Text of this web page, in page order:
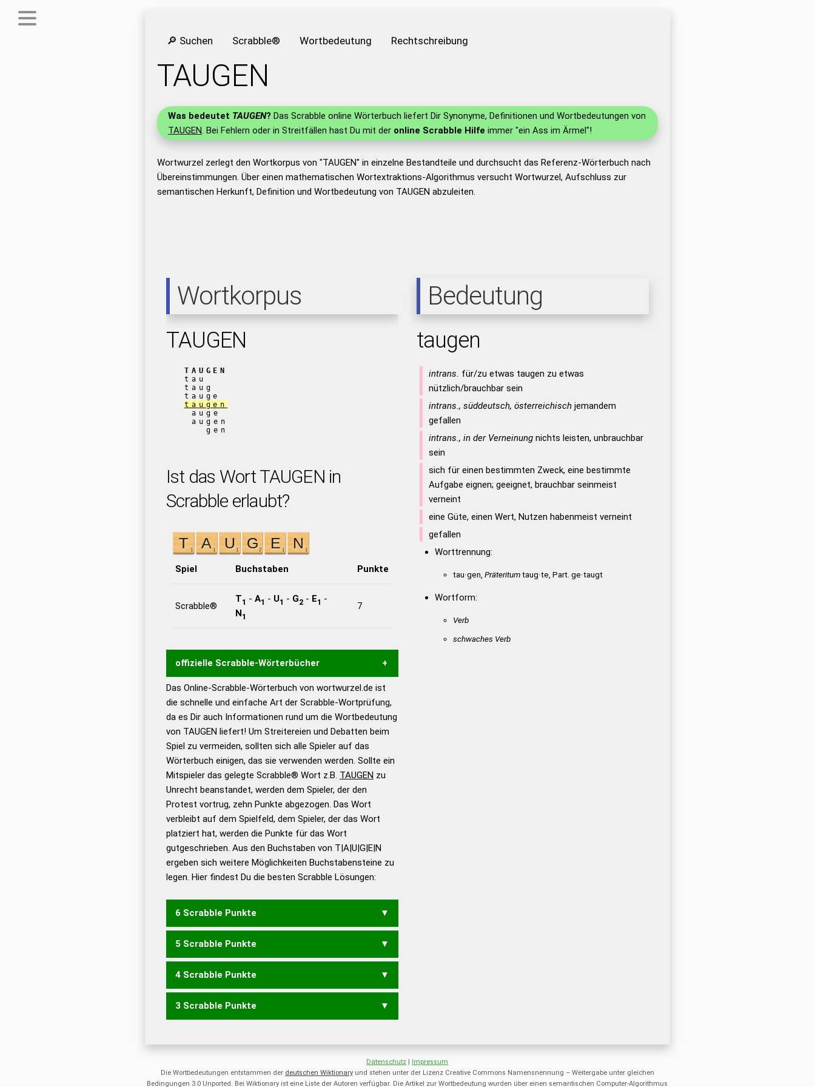
🔎 Suchen Scrabble® Wortbedeutung Rechtschreibung
TAUGEN
Was bedeutet TAUGEN? Das Scrabble online Wörterbuch liefert Dir Synonyme, Definitionen und Wortbedeutungen von
TAUGEN. Bei Fehlern oder in Streitfällen hast Du mit der online Scrabble Hilfe immer "ein Ass im Ärmel"!
Wortwurzel zerlegt den Wortkorpus von "TAUGEN" in einzelne Bestandteile und durchsucht das Referenz-Wörterbuch nach
Übereinstimmungen. Über einen mathematischen Wortextraktions-Algorithmus versucht Wortwurzel, Aufschluss zur
semantischen Herkunft, Definition und Wortbedeutung von TAUGEN abzuleiten.
Wortkorpus
TAUGEN
TAUGEN
tau
taug
tauge
taugen
auge
augen
gen
Ist das Wort TAUGEN in
Scrabble erlaubt?
Spiel Buchstaben Punkte
Scrabble®
T1 - A1 - U1 - G2- E1 -
N1
7
offizielle Scrabble-Wörterbücher
Wortwurzel liefert mit Hilfe eines semantischen
Wortanalyse-Algorithmus gute Anhaltspunkte zu
Wortbedeutung, Worttrennung und Wortform, um die
Gültigkeit eines Wortes für das Scrabble-Spiel zu
bestimmen! zugelassene Turnier Scrabble-
Wörterbücher sind:
Duden – Standardwerk in 12
Bänden
Duden – Richtiges und gutes
Deutsch
Duden – Die deutsche Grammatik
Duden – Deutsches
Universalwörterbuch
Das Online-Scrabble-Wörterbuch von wortwurzel.de ist
die schnelle und einfache Art der Scrabble-Wortprüfung,
da es Dir auch Informationen rund um die Wortbedeutung
von TAUGEN liefert! Um Streitereien und Debatten beim
Spiel zu vermeiden, sollten sich alle Spieler auf das
Wörterbuch einigen, das sie verwenden werden. Sollte ein
Mitspieler das gelegte Scrabble® Wort z.B. TAUGEN zu
Unrecht beanstandet, werden dem Spieler, der den
Protest vortrug, zehn Punkte abgezogen. Das Wort
verbleibt auf dem Spielfeld, dem Spieler, der das Wort
platziert hat, werden die Punkte für das Wort
gutgeschrieben. Aus den Buchstaben von T|A|U|G|E|N
ergeben sich weitere Möglichkeiten Buchstabensteine zu
legen. Hier findest Du die besten Scrabble Lösungen:
6 Scrabble Punkte
AGENT GAUEN GENAU
NAGET NAGTE NUGAT TAGEN TANGE
5 Scrabble Punkte
ENGT GANT GATE GAUE
TAGE TANG ANTUE TAUEN
4 Scrabble Punkte
ENG GAT GAU GNU GUT
NAUE
NUTE TAUE TUEN TUNE
3 Scrabble Punkte
Bedeutung
taugen
intrans. für/zu etwas taugen zu etwas
nützlich/brauchbar sein
intrans., süddeutsch, österreichischjemandem
gefallen
intrans., in der Verneinungnichts leisten, unbrauchbar
sein
sich für einen bestimmten Zweck, eine bestimmte
Aufgabe eignen; geeignet, brauchbar seinmeist
verneint
eine Güte, einen Wert, Nutzen habenmeist verneint
gefallen
Worttrennung:
tau·gen, Präteritumtaug·te, Part. ge·taugt
Wortform:
Verb
schwaches Verb
Datenschutz | Impressum
Die Wortbedeutungen entstammen der deutschen Wiktionaryund stehen unter der Lizenz Creative Commons Namensnennung – Weitergabe unter gleichen
Bedingungen 3.0 Unported. Bei Wiktionary ist eine Liste der Autoren verfügbar. Die Artikel zur Wortbedeutung wurden über einen semantischen Computer-Algorithmus